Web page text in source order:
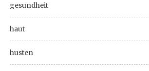
gesundheit
haut
husten